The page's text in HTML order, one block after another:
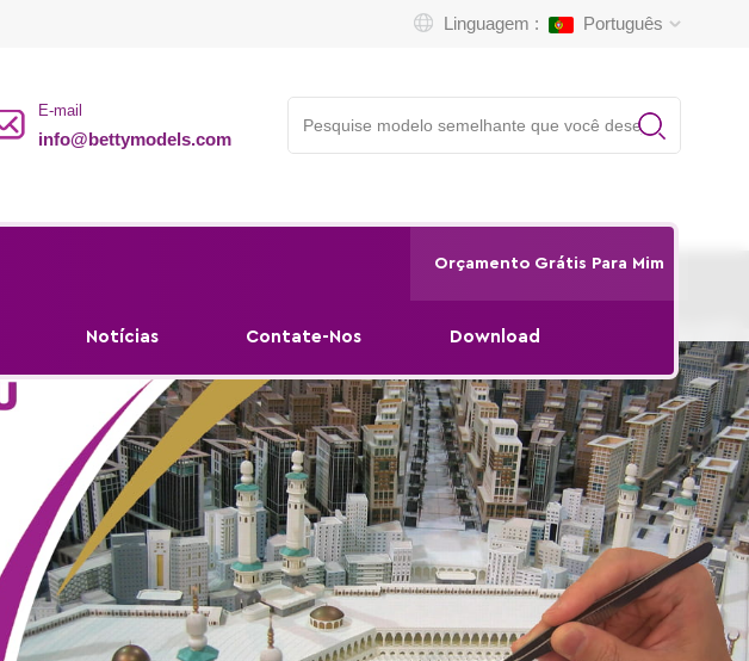
Linguagem : Português
E-mail
info@bettymodels.com
Orçamento Grátis Para Mim
Notícias Contate-Nos Download